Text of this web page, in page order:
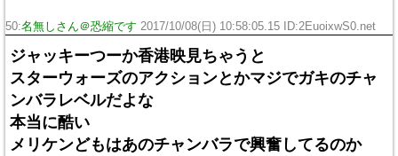
50:名無しさん＠恐縮です 2017/10/08(日) 10:58:05.15 ID:2EuoixwS0.net
ジャッキーつーか香港映見ちゃうと
スターウォーズのアクションとかマジでガキのチャ
ンバラレベルだよな
本当に酷い
メリケンどもはあのチャンバラで興奮してるのか